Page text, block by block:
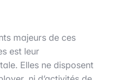
majeurs de ces
est leur
Elles ne disposent